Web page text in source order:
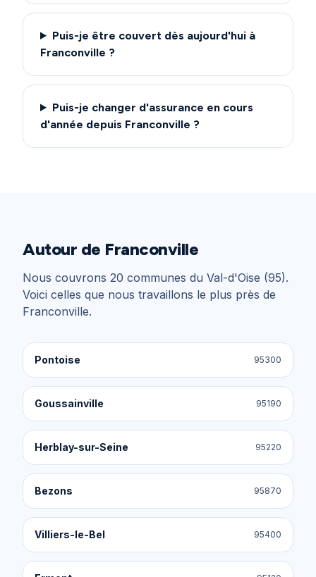
Puis-je être couvert dès aujourd'hui à
Franconville ?
Puis-je changer d'assurance en cours
d'année depuis Franconville ?
Autour de Franconville
Nous couvrons 20 communes du Val-d'Oise (95).
Voici celles que nous travaillons le plus près de
Franconville.
Pontoise 95300
Goussainville 95190
Herblay-sur-Seine 95220
Bezons 95870
Villiers-le-Bel 95400